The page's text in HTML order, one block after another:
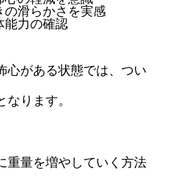
の滑らかさを実感
能力の確認
心がある状態では、つい
ります。
重量を増やしていく方法